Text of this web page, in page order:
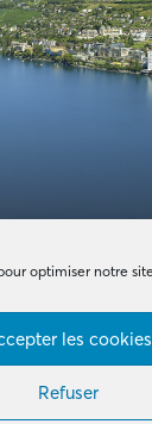
optimiser notre
les cookies
Refuser